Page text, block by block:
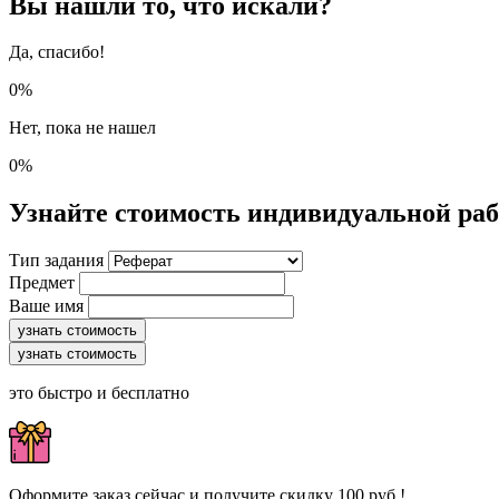
Да, спасибо!
0%
Нет, пока не нашел
0%
Узнайте стоимость индивидуальной
Тип задания
Предмет
Ваше имя
узнать стоимость
узнать стоимость
это быстро и бесплатно